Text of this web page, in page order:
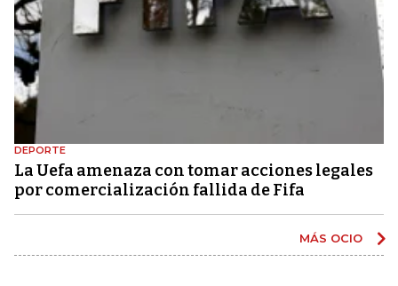
DEPORTE
La Uefa amenaza con tomar acciones legales
por comercialización fallida de Fifa
MÁS OCIO